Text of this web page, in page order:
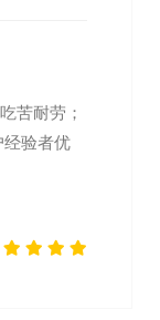
苦耐劳；
经验者优